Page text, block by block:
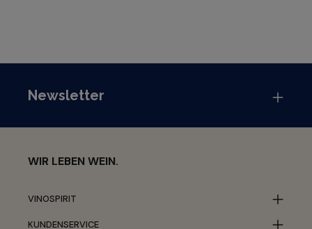
Newsletter
WIR LEBEN WEIN.
VINOSPIRIT
KUNDENSERVICE